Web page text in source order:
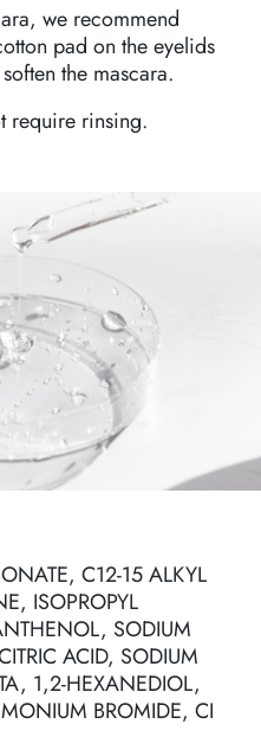
we recommend
pad on the eyelids
the mascara.
require rinsing.
C12-15 ALKYL
ISOPROPYL
SODIUM
ACID, SODIUM
1,2-HEXANEDIOL,
BROMIDE, CI